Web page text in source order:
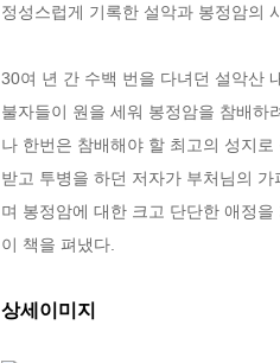
정성스럽게 기록한 설악과 봉정암의
30여 년 간 수백 번을 다녀던 설악산
불자들이 원을 세워 봉정암을 참배하
나 한번은 참배해야 할 최고의 성지
받고 투병을 하던 저자가 부처님의
며 봉정암에 대한 크고 단단한 애정
이 책을 펴냈다.
상세이미지